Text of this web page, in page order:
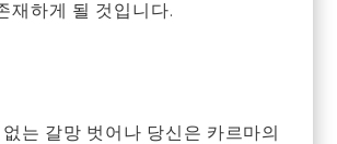
재하게 될 것입니다.
는 갈망 벗어나 당신은 카르마의